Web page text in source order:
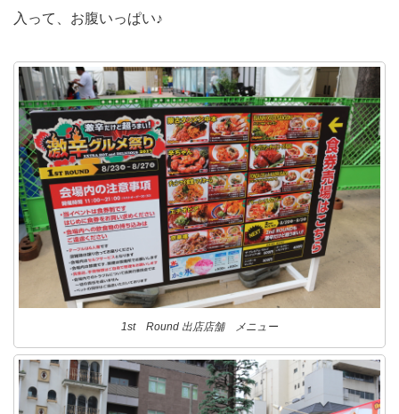
入って、お腹いっぱい♪
1st Round 出店店舗 メニュー